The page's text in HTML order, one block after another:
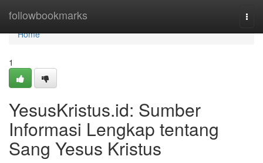
followbookmarks
Home
Home
1
YesusKristus.id: Sumber
Informasi Lengkap tentang
Sang Yesus Kristus